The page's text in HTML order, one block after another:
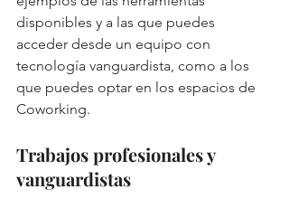
disponibles y a las que puedes
acceder desde un equipo con
tecnología vanguardista, como a los
que puedes optar en los espacios de
Coworking.
Trabajos profesionales y
vanguardistas